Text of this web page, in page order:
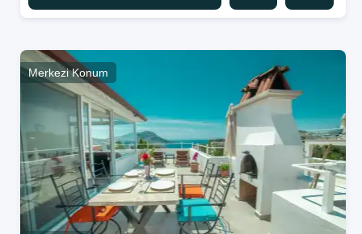
Merkezi Konum